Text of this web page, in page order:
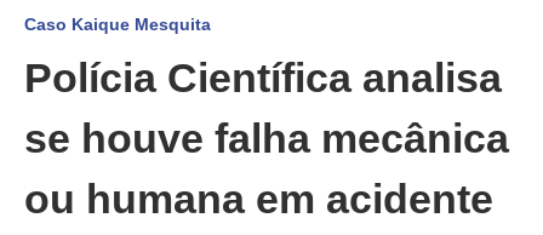
Caso Kaique Mesquita
Polícia Científica analisa
se houve falha mecânica
ou humana em acidente